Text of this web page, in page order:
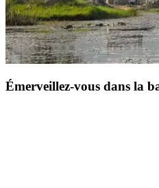
Émerveillez-vous dans la